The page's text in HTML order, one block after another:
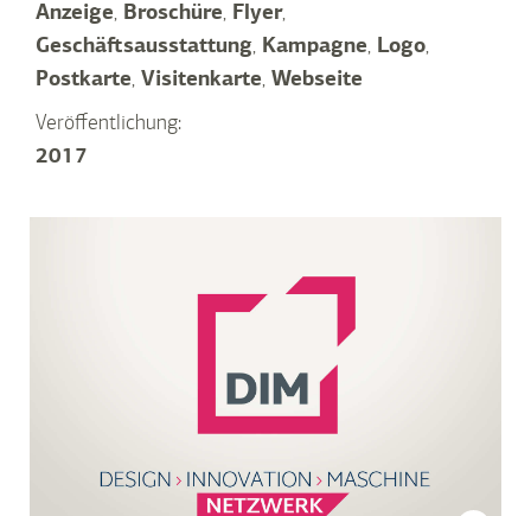
Anzeige, Broschüre, Flyer,
Geschäftsausstattung, Kampagne, Logo,
Postkarte, Visitenkarte, Webseite
Veröffentlichung:
2017